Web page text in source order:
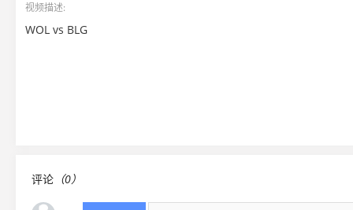
视频描述:
WOL vs BLG
评论 （0）